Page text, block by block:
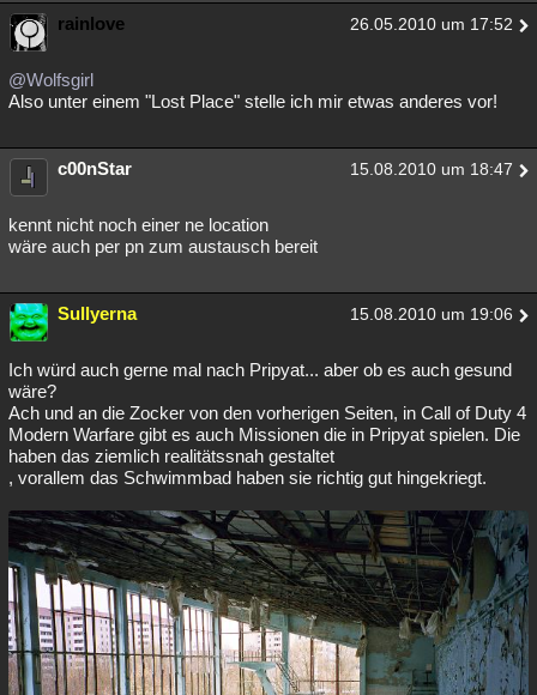
rainlove 26.05.2010 um 17:52
@Wolfsgirl
Also unter einem "Lost Place" stelle ich mir etwas anderes vor!
c00nStar 15.08.2010 um 18:47
kennt nicht noch einer ne location
wäre auch per pn zum austausch bereit
Sullyerna 15.08.2010 um 19:06
Ich würd auch gerne mal nach Pripyat... aber ob es auch gesund
wäre?
Ach und an die Zocker von den vorherigen Seiten, in Call of Duty 4
Modern Warfare gibt es auch Missionen die in Pripyat spielen. Die
haben das ziemlich realitätssnah gestaltet
, vorallem das Schwimmbad haben sie richtig gut hingekriegt.